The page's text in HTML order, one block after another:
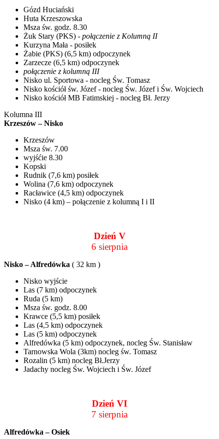
Gózd Huciański
Huta Krzeszowska
Msza św. godz. 8.30
Żuk Stary (PKS) - połączenie z Kolumną II
Kurzyna Mała - posiłek
Żabie (PKS) (6,5 km) odpoczynek
Zarzecze (6,5 km) odpoczynek
połączenie z kolumną III
Nisko ul. Sportowa - nocleg Św. Tomasz
Nisko kościół św. Józef - nocleg Św. Józef i Św. Wojciech
Nisko kościół MB Fatimskiej - nocleg Bł. Jerzy
Kolumna III
Krzeszów – Nisko
Krzeszów
Msza św. 7.00
wyjśćie 8.30
Kopski
Rudnik (7,6 km) posiłek
Wolina (7,6 km) odpoczynek
Racławice (4,5 km) odpoczynek
Nisko (4 km) – połączenie z kolumną I i II
Dzień V
6 sierpnia
Nisko – Alfredówka ( 32 km )
Nisko wyjście
Las (7 km) odpoczynek
Ruda (5 km)
Msza św. godz. 8.00
Krawce (5,5 km) posiłek
Las (4,5 km) odpoczynek
Las (5 km) odpoczynek
Alfredówka (5 km) odpoczynek, nocleg Św. Stanisław
Tarnowska Wola (3km) nocleg św. Tomasz
Rozalin (5 km) nocleg Bł.Jerzy
Jadachy nocleg Św. Wojciech i Św. Józef
Dzień VI
7 sierpnia
Alfredówka – Osiek